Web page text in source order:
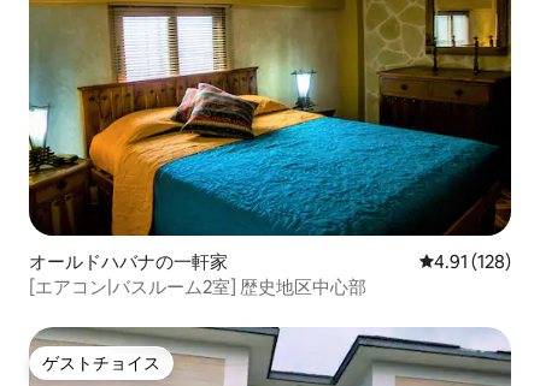
オールドハバナの一軒家 レビュー128
4.91 (128)
[エアコン|バスルーム2室] 歴史地区中心部
ゲストチョイス
ゲストチョイス